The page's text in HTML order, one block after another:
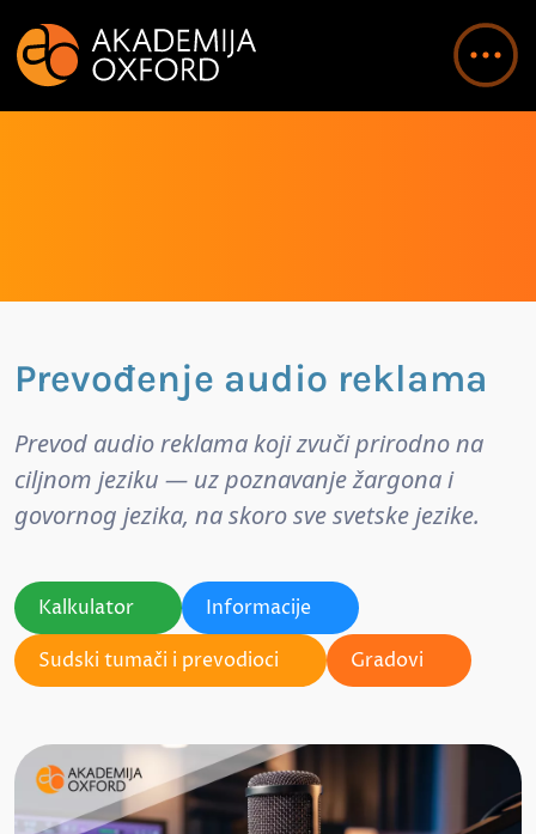
Prevođenje audio reklama
Prevod audio reklama koji zvuči prirodno na
ciljnom jeziku — uz poznavanje žargona i
govornog jezika, na skoro sve svetske jezike.
Kalkulator
Informacije
Sudski tumači i prevodioci
Gradovi